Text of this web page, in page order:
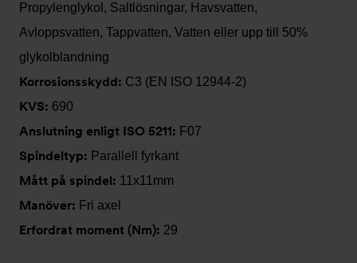
Propylenglykol, Saltlösningar, Havsvatten,
Avloppsvatten, Tappvatten, Vatten eller upp till 50%
glykolblandning
Korrosionsskydd: C3 (EN ISO 12944-2)
KVS: 690
Anslutning enligt ISO 5211: F07
Spindeltyp: Parallell fyrkant
Mått på spindel: 11x11mm
Manöver: Fri axel
Erfordrat moment (Nm): 29